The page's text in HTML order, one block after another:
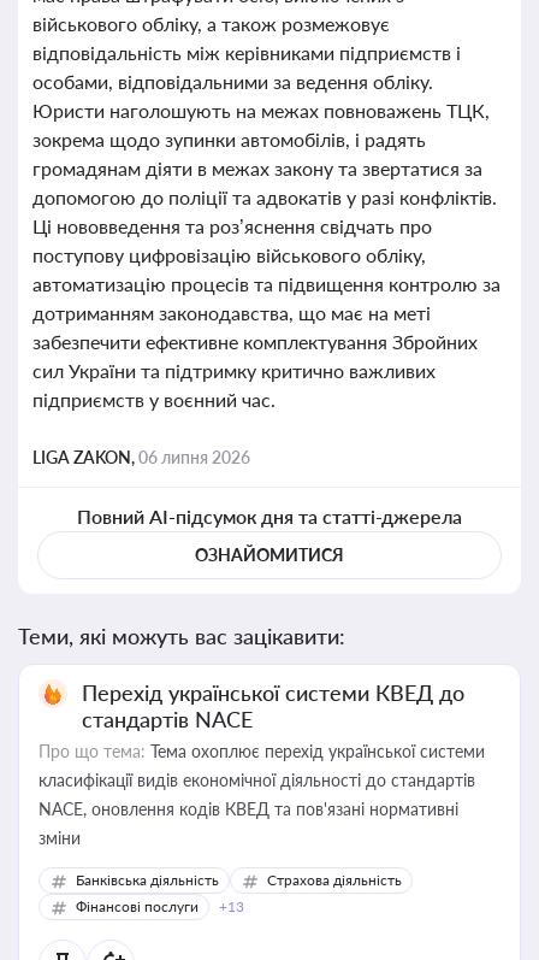
військового обліку, а також розмежовує
відповідальність між керівниками підприємств і
особами, відповідальними за ведення обліку.
Юристи наголошують на межах повноважень ТЦК,
зокрема щодо зупинки автомобілів, і радять
громадянам діяти в межах закону та звертатися за
допомогою до поліції та адвокатів у разі конфліктів.
Ці нововведення та роз’яснення свідчать про
поступову цифровізацію військового обліку,
автоматизацію процесів та підвищення контролю за
дотриманням законодавства, що має на меті
забезпечити ефективне комплектування Збройних
сил України та підтримку критично важливих
підприємств у воєнний час.
LIGA ZAKON,06 липня 2026
Повний AI-підсумок дня та статті-джерела
ОЗНАЙОМИТИСЯ
Теми, які можуть вас зацікавити:
Перехід української системи КВЕД до
стандартів NACE
Про що тема: Тема охоплює перехід української системи
класифікації видів економічної діяльності до стандартів
NACE, оновлення кодів КВЕД та пов'язані нормативні
зміни
Банківська діяльність
Страхова діяльність
Фінансові послуги
+13